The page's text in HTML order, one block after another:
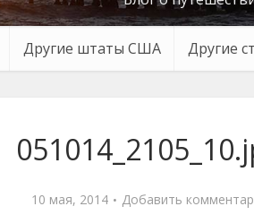
Другие штаты США Другие
10 мая, 2014 Добавить